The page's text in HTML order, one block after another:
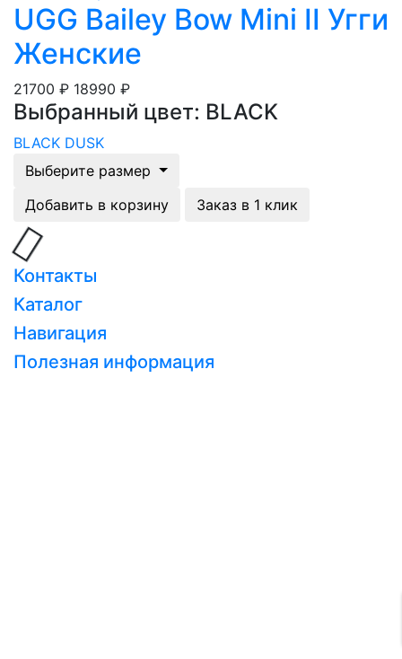
UGG Bailey Bow Mini II Угги
Женские
21700 ₽ 18990 ₽
Выбранный цвет: BLACK
BLACK DUSK
Выберите размер
Добавить в корзину
Заказ в 1 клик
Контакты
Каталог
Навигация
Полезная информация